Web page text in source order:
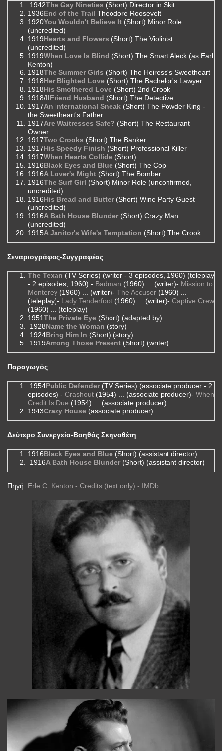
1942The Gay Nineties (Short) Director in Skit
1936End of the Trail Theodore Roosevelt
1920You Wouldn't Believe It (Short) Minor Role
(uncredited)
1919Hearts and Flowers (Short) The Violinist
(uncredited)
1919When Love Is Blind (Short) The Smart Aleck (as Earl
Kenton)
1918The Summer Girls (Short) The Heiress's Sweetheart
1918Her Blighted Love (Short) The Bachelor's Lawyer
1918His Smothered Love (Short) 2nd Crook
1918/IIFriend Husband (Short) The Detective
1917An International Sneak (Short) The Powder King -
the Sweetheart's Father
1917Are Waitresses Safe? (Short) The Restaurant
Owner
1917Two Crooks (Short) The Banker
1917His Speedy Finish (Short) Professional Killer
1917When Hearts Collide (Short)
1916Black Eyes and Blue (Short) The Cop
1916A Lover's Might (Short) The Bomber
1916The Surf Girl (Short) Minor Role (unconfirmed,
uncredited)
1916His Bread and Butter (Short) Wine Party Guest
(uncredited)
1916A Bath House Blunder (Short) Crazy Man
(uncredited)
1915A Janitor's Wife's Temptation (Short) The Crook
Σεναριογράφος-Συγγραφέας
The Texan (TV Series) (writer - 3 episodes, 1960) (teleplay
- 2 episodes, 1960) - Badman (1960) ... (writer)- Mission to
Monterey (1960) ... (writer)- The Accuser (1960) ...
(teleplay)- Lady Tenderfoot (1960) ... (writer)- Captive Crew
(1960) ... (teleplay)
1951The Private Eye (Short) (adapted by)
1928Name the Woman (story)
1924Bring Him In (Short) (story)
1919Among Those Present (Short) (writer)
Παραγωγός
1954Public Defender (TV Series) (associate producer - 2
episodes) - Crashout (1954) ... (associate producer)- When
Credit Is Due (1954) ... (associate producer)
1943Crazy House (associate producer)
Δεύτερο Συνεργείο-Βοηθός Σκηνοθέτη
1916Black Eyes and Blue (Short) (assistant director)
1916A Bath House Blunder (Short) (assistant director)
Πηγή: Erle C. Kenton - Credits (text only) - IMDb